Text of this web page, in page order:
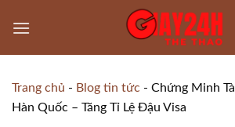
Trang chủ - Blog tin tức - Chứng Minh
Hàn Quốc – Tăng Tỉ Lệ Đậu Visa